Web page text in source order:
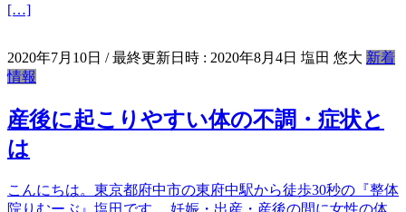
[…]
2020年7月10日 / 最終更新日時 : 2020年8月4日 塩田 悠大 新着
情報
産後に起こりやすい体の不調・症状と
は
こんにちは。東京都府中市の東府中駅から徒歩30秒の『整体
院りむーぶ』塩田です。 妊娠・出産・産後の間に女性の体